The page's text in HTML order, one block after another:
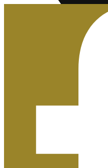
Certificados de